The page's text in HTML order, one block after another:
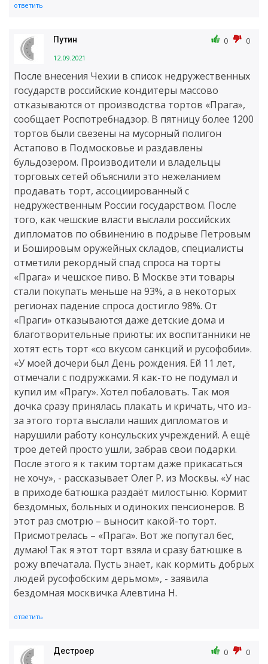
ответить
Путин
12.09.2021
0 0
После внесения Чехии в список недружественных
государств российские кондитеры массово
отказываются от производства тортов «Прага»,
сообщает Роспотребнадзор. В пятницу более 1200
тортов были свезены на мусорный полигон
Астапово в Подмосковье и раздавлены
бульдозером. Производители и владельцы
торговых сетей объяснили это нежеланием
продавать торт, ассоциированный с
недружественным России государством. После
того, как чешские власти выслали российских
дипломатов по обвинению в подрыве Петровым
и Бошировым оружейных складов, специалисты
отметили рекордный спад спроса на торты
«Прага» и чешское пиво. В Москве эти товары
стали покупать меньше на 93%, а в некоторых
регионах падение спроса достигло 98%. От
«Праги» отказываются даже детские дома и
благотворительные приюты: их воспитанники не
хотят есть торт «со вкусом санкций и русофобии».
«У моей дочери был День рождения. Ей 11 лет,
отмечали с подружками. Я как-то не подумал и
купил им «Прагу». Хотел побаловать. Так моя
дочка сразу принялась плакать и кричать, что из-
за этого торта выслали наших дипломатов и
нарушили работу консульских учреждений. А ещё
трое детей просто ушли, забрав свои подарки.
После этого я к таким тортам даже прикасаться
не хочу», - рассказывает Олег Р. из Москвы. «У нас
в приходе батюшка раздаёт милостыню. Кормит
бездомных, больных и одиноких пенсионеров. В
этот раз смотрю – выносит какой-то торт.
Присмотрелась – «Прага». Вот же попутал бес,
думаю! Так я этот торт взяла и сразу батюшке в
рожу впечатала. Пусть знает, как кормить добрых
людей русофобским дерьмом», - заявила
бездомная москвичка Алевтина Н.
ответить
Дестроер 0 0